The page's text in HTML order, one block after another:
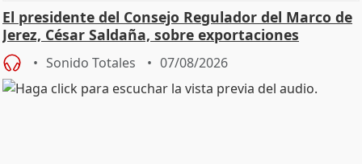
El presidente del Consejo Regulador del Marco de
Jerez, César Saldaña, sobre exportaciones
Sonido Totales 07/08/2026